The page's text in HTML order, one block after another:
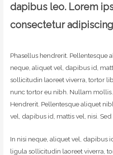
dapibus leo.​ Lorem
consectetur
Phasellus hendrerit. Pellentesque
neque, aliquet vel, dapibus id,
sollicitudin laoreet viverra, tortor
nunc tortor eu nibh. Nullam
Hendrerit. Pellentesque aliquet
vel, dapibus id, mattis vel, nisi. Sed
In nisi neque, aliquet vel, dapibus
ligula sollicitudin laoreet viverra,